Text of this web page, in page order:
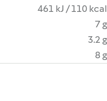
461 kJ / 110 kcal
7 g
3.2 g
8 g